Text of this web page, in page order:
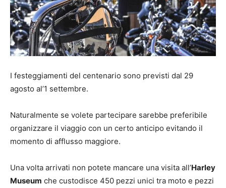
I festeggiamenti del centenario sono previsti dal 29
agosto al’1 settembre.
Naturalmente se volete partecipare sarebbe preferibile
organizzare il viaggio con un certo anticipo evitando il
momento di afflusso maggiore.
Una volta arrivati non potete mancare una visita all’Harley
Museum che custodisce 450 pezzi unici tra moto e pezzi